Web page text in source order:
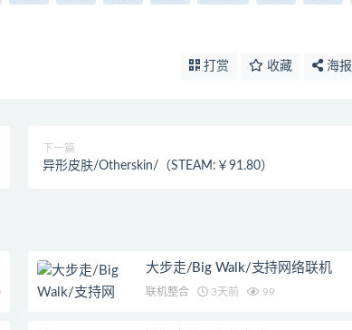
打赏 收藏 海报
下一篇
异形皮肤/Otherskin/（STEAM:￥91.80）
大步走/Big Walk/支持网络联机
联机整合 3天前 99